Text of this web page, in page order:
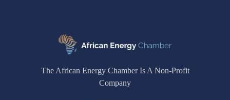
The African Energy Chamber Is A Non-Profit
Company